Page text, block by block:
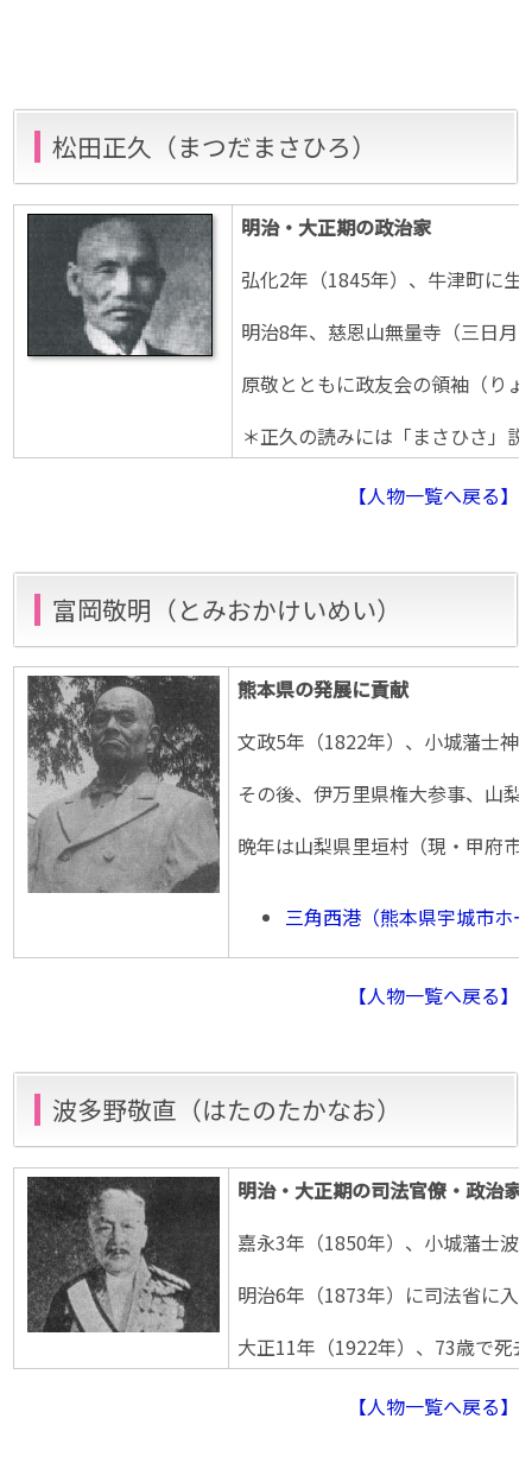
松田正久（まつだまさひろ）
明治・大正期の政治家
弘化2年（1845年）、牛津町に
明治8年、慈恩山無量寺（三日月
原敬とともに政友会の領袖（り
＊正久の読みには「まさひさ」
【人物一覧へ戻る】
富岡敬明（とみおかけいめい）
熊本県の発展に貢献
文政5年（1822年）、小城藩士神
その後、伊万里県権大参事、山
晩年は山梨県里垣村（現・甲府
三角西港（熊本県宇城市ホ
【人物一覧へ戻る】
波多野敬直（はたのたかなお）
明治・大正期の司法官僚・政治家
嘉永3年（1850年）、小城藩士波
明治6年（1873年）に司法省に入
大正11年（1922年）、73歳で死
【人物一覧へ戻る】